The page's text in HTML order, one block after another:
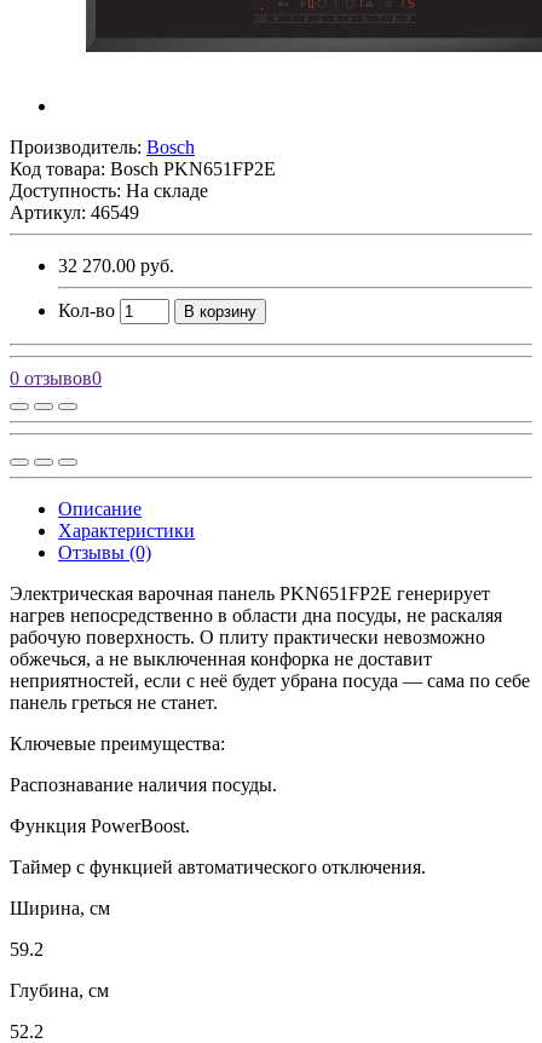
Производитель: Bosch
Код товара: Bosch PKN651FP2E
Доступность: На складе
Артикул: 46549
32 270.00 руб.
Кол-во В корзину
0 отзывов0
Описание
Характеристики
Отзывы (0)
Электрическая варочная панель PKN651FP2E генерирует
нагрев непосредственно в области дна посуды, не раскаляя
рабочую поверхность. О плиту практически невозможно
обжечься, а не выключенная конфорка не доставит
неприятностей, если с неё будет убрана посуда — сама по себе
панель греться не станет.
Ключевые преимущества:
Распознавание наличия посуды.
Функция PowerBoost.
Таймер с функцией автоматического отключения.
Ширина, см
59.2
Глубина, см
52.2